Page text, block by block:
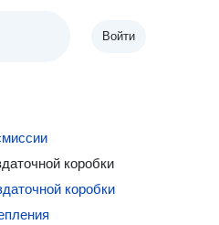
Войти
коробки
коробки